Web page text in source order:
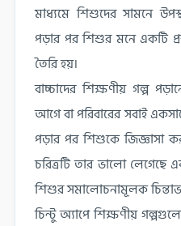
মাধ্যমে শিশুদের সামনে
পড়ার পর শিশুর মনে একটি
তৈরি হয়।
বাচ্চাদের শিক্ষণীয় গল্প
আগে বা পরিবারের সবাই
পড়ার পর শিশুকে জিজ্ঞাসা
চরিত্রটি তার ভালো
শিশুর সমালোচনামূলক
চিন্টু অ্যাপে শিক্ষণীয়